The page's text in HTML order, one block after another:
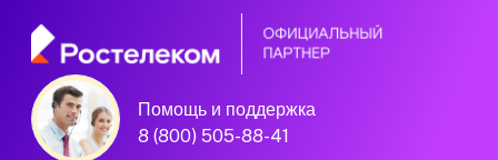
Помощь и поддержка
8 (800) 505-88-41
Официальный